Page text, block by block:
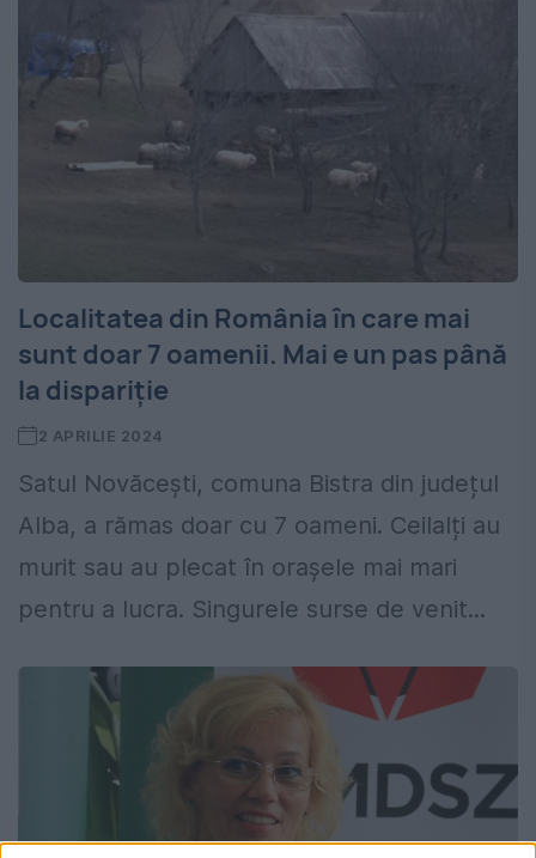
Localitatea din România în care mai
sunt doar 7 oamenii. Mai e un pas până
la dispariție
2 APRILIE 2024
Satul Novăcești, comuna Bistra din județul
Alba, a rămas doar cu 7 oameni. Ceilalți au
murit sau au plecat în orașele mai mari
pentru a lucra. Singurele surse de venit...